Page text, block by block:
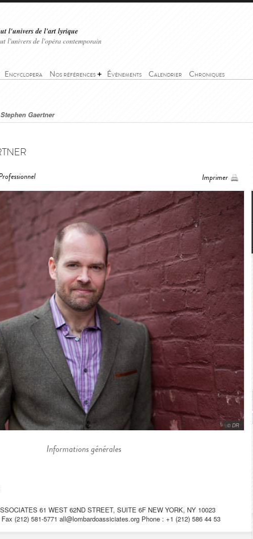
l'univers de l'art lyrique
l'univers de l'opéra contemporain
Encyclopera Nos références Événements Calendrier Chroniques
Stephen Gaertner
Imprimer
© DR
Informations générales
61 WEST 62ND STREET, SUITE 6F NEW YORK, NY 10023
(212) 581-5771 all@lombardoassiciates.org Phone : +1 (212) 586 44 53